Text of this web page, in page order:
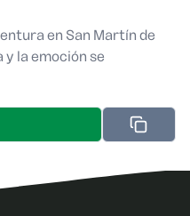
en San Martín de
y la emoción se